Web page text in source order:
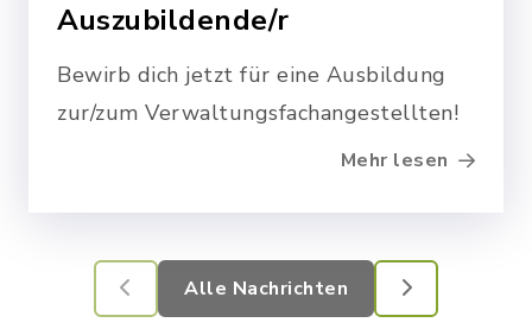
Auszubildende/r
Bewirb dich jetzt für eine Ausbildung
zur/zum Verwaltungsfachangestellten!
Mehr lesen
Alle Nachrichten